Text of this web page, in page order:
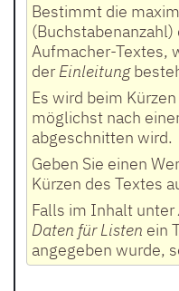
Bestimmt die
Aufmacher-Textes,
derEinleitung
Es wird beim
möglichst nach
abgeschnitten wird.
Geben Sie einen
Kürzen des Textes
Falls im Inhalt unter
Daten für Listen ein
angegeben wurde,